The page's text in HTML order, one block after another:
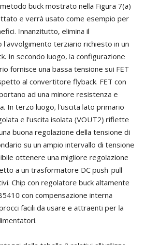
buck mostrato nella Figura 7(a)
e verrà usato come esempio per
Innanzitutto, elimina il
terziario richiesto in un
In secondo luogo, la configurazione
fornisce una bassa tensione sui FET
al convertitore flyback. FET con
ad una minore resistenza e
In terzo luogo, l'uscita lato primario
e l'uscita isolata (VOUT2) riflette
buona regolazione della tensione di
su un ampio intervallo di tensione
ottenere una migliore regolazione
a un trasformatore DC push-pull
Chip con regolatore buck altamente
con compensazione interna
facili da usare e attraenti per la